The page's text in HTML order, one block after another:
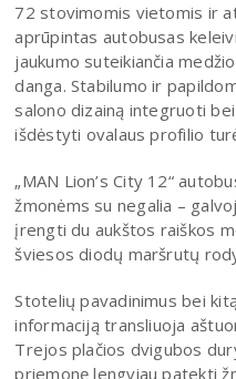
72 stovimomis vietomis ir
aprūpintas autobusas
jaukumo suteikiančia
danga. Stabilumo ir
salono dizainą integruoti
išdėstyti ovalaus profilio
„MAN Lion’s City 12“
žmonėms su negalia –
įrengti du aukštos raiškos
šviesos diodų maršrutų
Stotelių pavadinimus bei
informaciją transliuoja
Trejos plačios dvigubos
priemonę lengviau patekti